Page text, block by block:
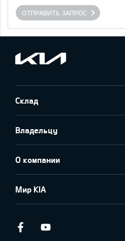
ОТПРАВИТЬ ЗАПРОС
Склад
Владельцу
О компании
Мир KIA
Facebook